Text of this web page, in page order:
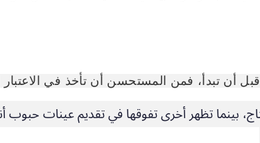
تبدأ، فمن المستحسن أن تأخذ في الاعتبار
بينما تظهر أخرى تفوقها في تقديم عينات حبوب